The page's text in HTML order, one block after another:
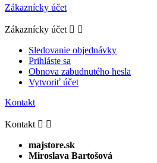
Zákaznícky účet
Zákaznícky účet  
Sledovanie objednávky
Prihláste sa
Obnova zabudnutého hesla
Vytvoriť účet
Kontakt
Kontakt  
majstore.sk
Miroslava Bartošová